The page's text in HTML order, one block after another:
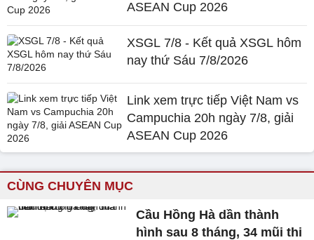
ASEAN Cup 2026
XSGL 7/8 - Kết quả XSGL hôm
nay thứ Sáu 7/8/2026
Link xem trực tiếp Việt Nam vs
Campuchia 20h ngày 7/8, giải
ASEAN Cup 2026
CÙNG CHUYÊN MỤC
Cầu Hồng Hà dần thành
hình sau 8 tháng, 34 mũi thi